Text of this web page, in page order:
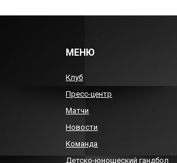
МЕНЮ
Клуб
Пресс-центр
Матчи
Новости
Команда
Детско-юношеский гандбол